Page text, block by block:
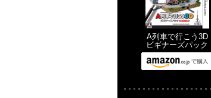
A列車で行こう3D
ビギナーズパック